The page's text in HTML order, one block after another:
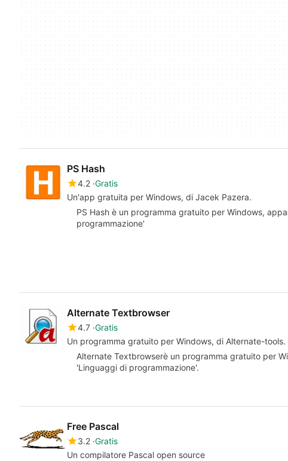
PS Hash
4.2 Gratis
Un'app gratuita per Windows, di Jacek Pazera.
PS Hash è un programma gratuito per Windows,
programmazione'
Alternate Textbrowser
4.7 Gratis
Un programma gratuito per Windows, di Alternate-tools.
Alternate Textbrowserè un programma gratuito per
'Linguaggi di programmazione'.
Free Pascal
3.2 Gratis
Un compilatore Pascal open source